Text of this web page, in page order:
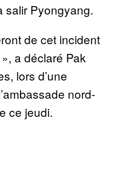
salir Pyongyang.
de cet incident
a déclaré Pak
lors d’une
nord-
ce jeudi.